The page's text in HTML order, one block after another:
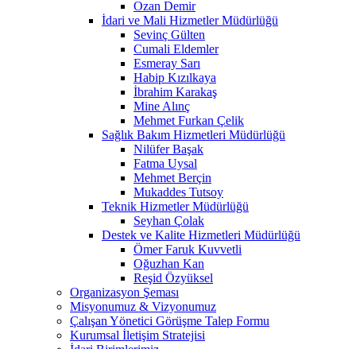
Ozan Demir
İdari ve Mali Hizmetler Müdürlüğü
Sevinç Gülten
Cumali Eldemler
Esmeray Sarı
Habip Kızılkaya
İbrahim Karakaş
Mine Alınç
Mehmet Furkan Çelik
Sağlık Bakım Hizmetleri Müdürlüğü
Nilüfer Başak
Fatma Uysal
Mehmet Berçin
Mukaddes Tutsoy
Teknik Hizmetler Müdürlüğü
Seyhan Çolak
Destek ve Kalite Hizmetleri Müdürlüğü
Ömer Faruk Kuvvetli
Oğuzhan Kan
Reşid Özyüksel
Organizasyon Şeması
Misyonumuz & Vizyonumuz
Çalışan Yönetici Görüşme Talep Formu
Kurumsal İletişim Stratejisi